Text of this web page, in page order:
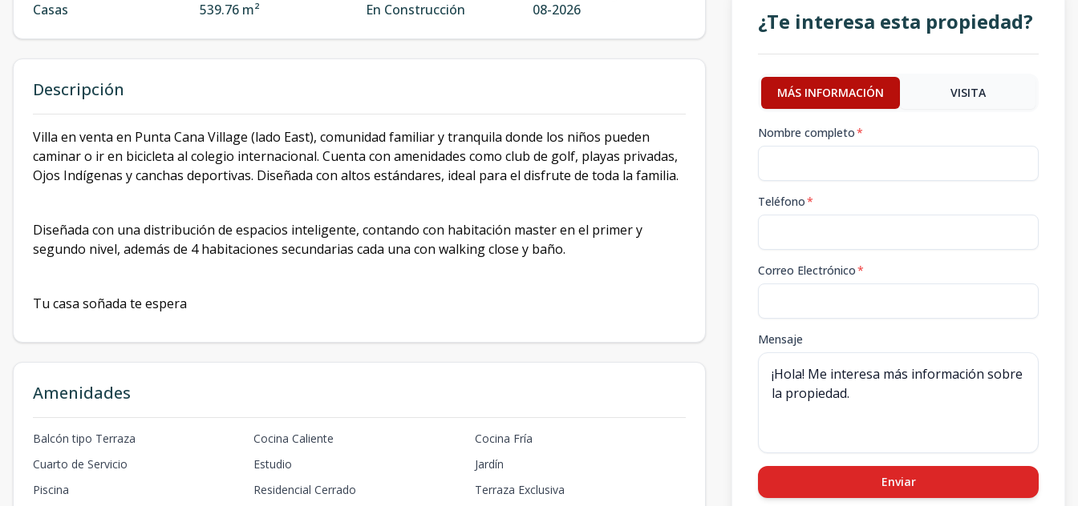
Casas 539.76 m² En Construcción 08-2026
Descripción
Villa en venta en Punta Cana Village (lado East), comunidad familiar y tranquila donde los niños pueden
caminar o ir en bicicleta al colegio internacional. Cuenta con amenidades como club de golf, playas privadas,
Ojos Indígenas y canchas deportivas. Diseñada con altos estándares, ideal para el disfrute de toda la familia.
Diseñada con una distribución de espacios inteligente, contando con habitación master en el primer y
segundo nivel, además de 4 habitaciones secundarias cada una con walking close y baño.
Tu casa soñada te espera
Amenidades
Balcón tipo Terraza Cocina Caliente
Cocina Fría
Cuarto de Servicio
Estudio
Jardín
Piscina
Residencial Cerrado
Terraza Exclusiva
¿Te interesa esta propiedad?
MÁS INFORMACIÓN VISITA
Nombre completo*
Teléfono*
Correo Electrónico*
Mensaje
Enviar